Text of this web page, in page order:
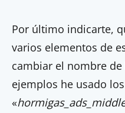
Por último indicarte,
varios elementos de
cambiar el nombre
ejemplos he usado
«